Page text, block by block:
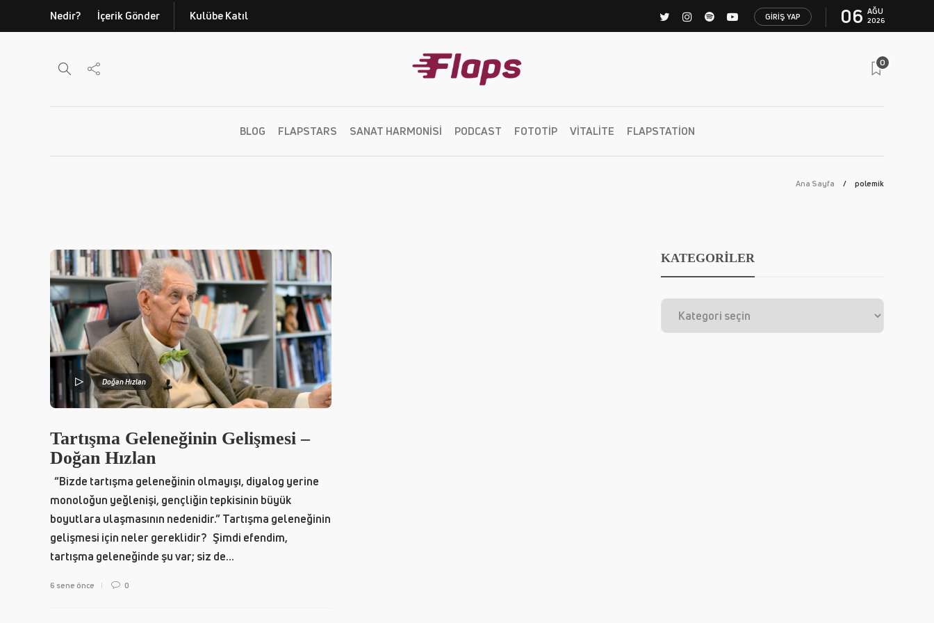
Nedir? İçerik Gönder Kulübe Katıl GIRIŞ YAP 06 AĞU
2026
0
BLOG FLAPSTARS SANAT HARMONISI PODCAST FOTOTIP VITALITE FLAPSTATION
Ana Sayfa polemik
Doğan Hızlan
Tartışma Geleneğinin Gelişmesi –
Doğan Hızlan
“Bizde tartışma geleneğinin olmayışı, diyalog yerine
monoloğun yeğlenişi, gençliğin tepkisinin büyük
boyutlara ulaşmasının nedenidir.” Tartışma geleneğinin
gelişmesi için neler gereklidir? Şimdi efendim,
tartışma geleneğinde şu var; siz de...
6 sene önce 0
KATEGORİLER